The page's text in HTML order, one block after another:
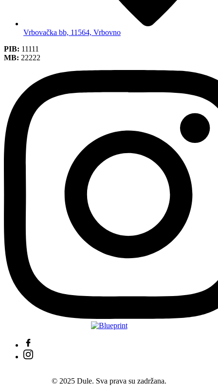
Vrbovačka bb, 11564, Vrbovno
PIB: 11111
MB: 22222
© 2025 Dule. Sva prava su zadržana.